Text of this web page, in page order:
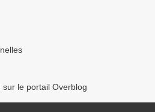
sur le portail Overblog